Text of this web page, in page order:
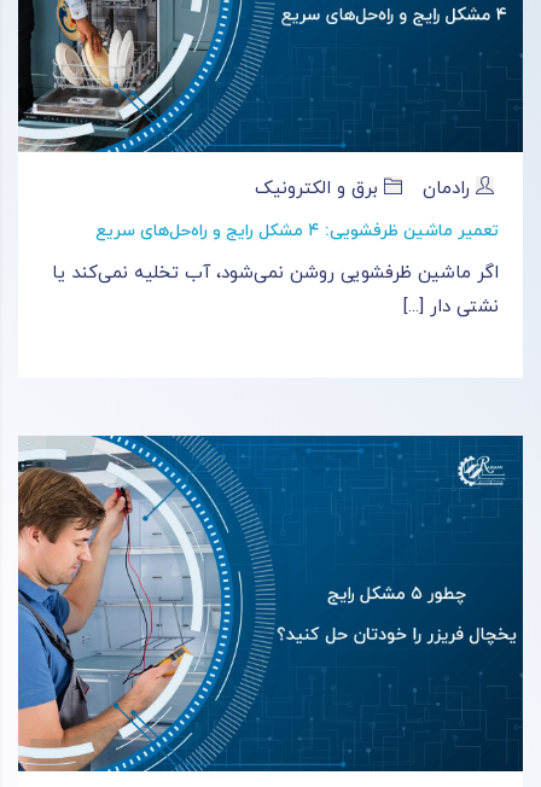
رادمان برق و الکترونیک
تعمیر ماشین ظرفشویی: ۴ مشکل رایج و راه‌حل‌های سریع
اگر ماشین ظرفشویی روشن نمی‌شود، آب تخلیه نمی‌کند یا
نشتی دار [...]